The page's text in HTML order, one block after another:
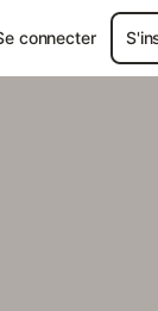
connecter